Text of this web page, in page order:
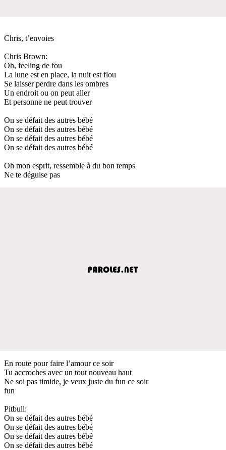
Chris, t’envoies
Chris Brown:
Oh, feeling de fou
La lune est en place, la nuit est flou
Se laisser perdre dans les ombres
Un endroit ou on peut aller
Et personne ne peut trouver
On se défait des autres bébé
On se défait des autres bébé
On se défait des autres bébé
On se défait des autres bébé
Oh mon esprit, ressemble à du bon temps
Ne te déguise pas
En route pour faire l’amour ce soir
Tu accroches avec un tout nouveau haut
Ne soi pas timide, je veux juste du fun ce soir
fun
Pitbull:
On se défait des autres bébé
On se défait des autres bébé
On se défait des autres bébé
On se défait des autres bébé